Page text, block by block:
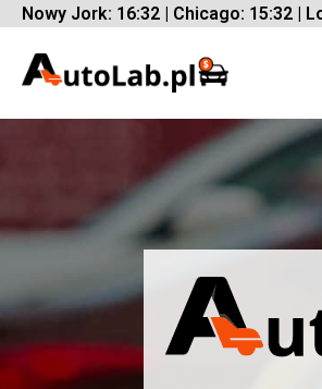
Nowy Jork: 16:32 | Chicago: 15:32 |